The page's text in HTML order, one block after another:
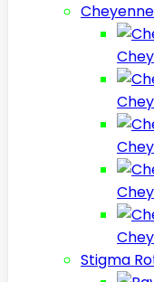
Stigma